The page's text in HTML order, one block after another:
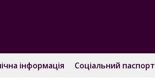
інформація Соціальний паспорт